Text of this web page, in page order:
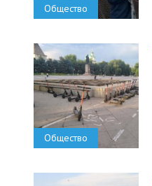
Общество
Общество